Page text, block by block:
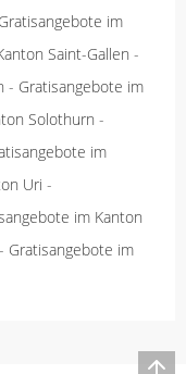
Gratisangebote im
Saint-Gallen -
- Gratisangebote im
Solothurn -
im
Uri -
im Kanton
- Gratisangebote im